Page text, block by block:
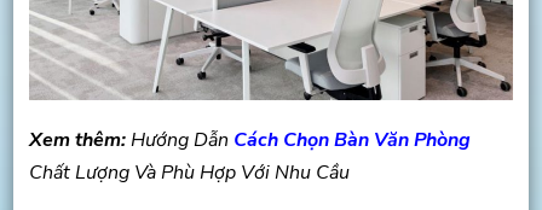
Xem thêm:Hướng Dẫn Cách Chọn Bàn Văn Phòng
Chất Lượng Và Phù Hợp Với Nhu Cầu